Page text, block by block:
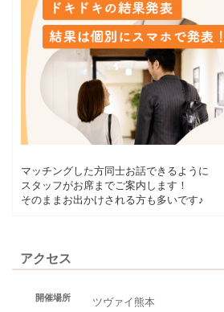
マッチングした方同士お話できるように
スタッフがお席までご案内します！
そのままお出かけされる方も多いです♪
アクセス
開催場所
ツヴァイ熊本